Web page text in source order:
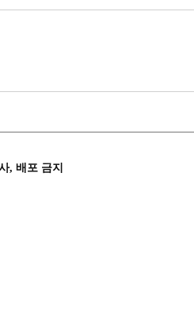
, 배포 금지